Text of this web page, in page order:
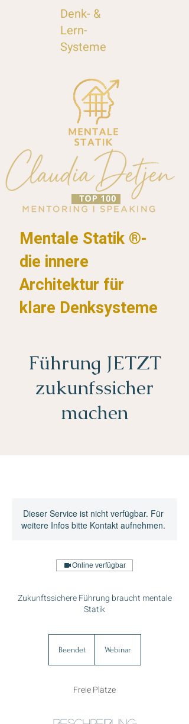
Mentale Statik ®-
die innere
Architektur für
klare Denksysteme
Denk- &
Lern-
Systeme
Führung JETZT
zukunfssicher
machen
Dieser Service ist nicht verfügbar. Für
weitere Infos bitte Kontakt aufnehmen.
Online verfügbar
Zukunftssichere Führung braucht mentale
Statik
BeendetB
d
Webinar
Freie Plätze